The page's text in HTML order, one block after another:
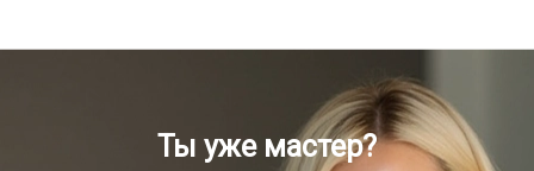
Ты уже мастер?